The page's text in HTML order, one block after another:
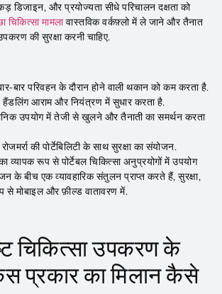
डिजाइन, और प्रयोज्यता सीधे परिचालन दक्षता को
चिकित्सा मामलावास्तविक वर्कफ़्लो में ले जाने और तैनात
की सुरक्षा करनी चाहिए.
बार परिवहन के दौरान होने वाली थकान को कम करता है.
हैंडलिंग आराम और नियंत्रण में सुधार करता है.
​​उपयोग में तेजी से खुलने और तैनाती का समर्थन करता
रोजमर्रा की पोर्टेबिलिटी के साथ सुरक्षा का संयोजन.
व्यापक रूप से पोर्टेबल चिकित्सा अनुप्रयोगों में उपयोग
के बीच एक व्यावहारिक संतुलन प्राप्त करते हैं, सुरक्षा,
से मोबाइल और फ़ील्ड वातावरण में.
चिकित्सा उपकरण के
प्रकार का मिलान कैसे